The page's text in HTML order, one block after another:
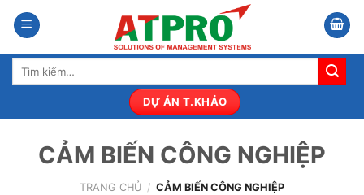
qua
nội
dung
Tìm
DỰ ÁN T.KHẢO
CẢM BIẾN CÔNG NGHIỆP
TRANG CHỦ / CẢM BIẾN CÔNG NGHIỆP